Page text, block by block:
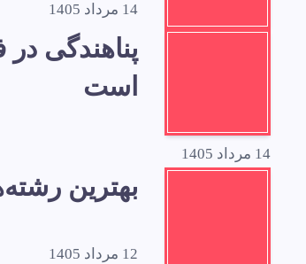
14 مرداد 1405
است
14 مرداد 1405
بهترین
12 مرداد 1405